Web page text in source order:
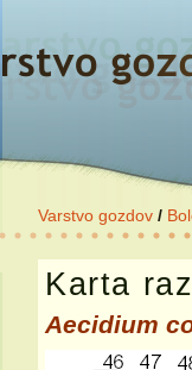
Varstvo gozdov /
Karta
Aecidium